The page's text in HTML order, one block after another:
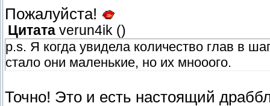
Пожалуйста!
Цитата verun4ik ()
p.s. Я когда увидела количество глав в
стало они маленькие, но их мнооого.
Точно! Это и есть настоящий